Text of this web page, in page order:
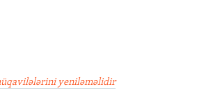
yeniləməlidir